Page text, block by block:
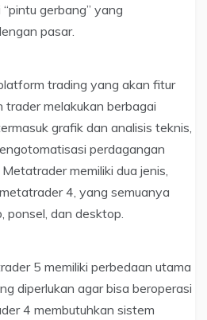
gerbang” yang
pasar.
trading yang akan fitur
trader melakukan berbagai
grafik dan analisis teknis,
perdagangan
memiliki dua jenis,
4, yang semuanya
ponsel, dan desktop.
5 memiliki perbedaan utama
diperlukan agar bisa beroperasi
4 membutuhkan sistem